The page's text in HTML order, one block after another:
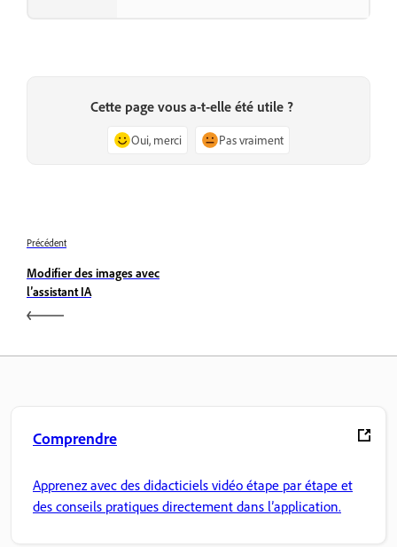
Cette page vous a-t-elle été utile ?
Oui, merci Pas vraiment
Précédent
Modifier des images avec
l’assistant IA
Comprendre
Apprenez avec des didacticiels vidéo étape par étape et
des conseils pratiques directement dans l’application.